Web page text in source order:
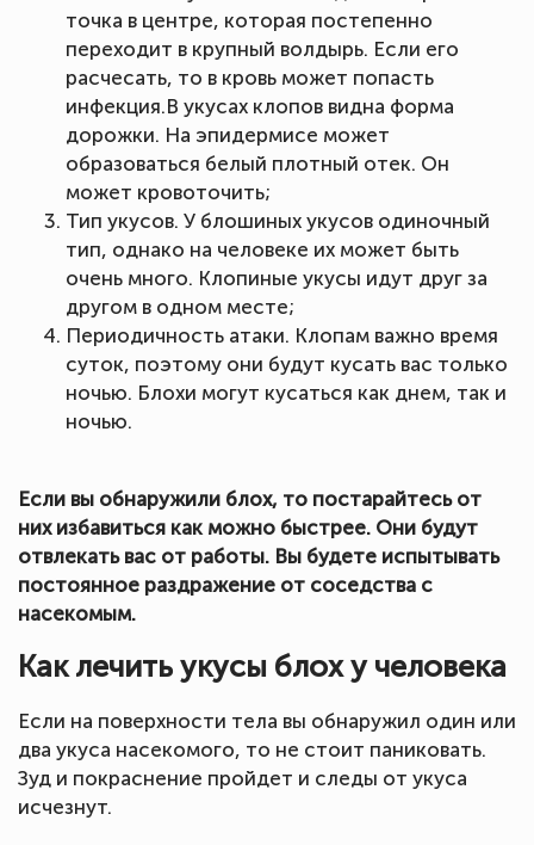
точка в центре, которая постепенно
переходит в крупный волдырь. Если его
расчесать, то в кровь может попасть
инфекция.В укусах клопов видна форма
дорожки. На эпидермисе может
образоваться белый плотный отек. Он
может кровоточить;
Тип укусов. У блошиных укусов одиночный
тип, однако на человеке их может быть
очень много. Клопиные укусы идут друг за
другом в одном месте;
Периодичность атаки. Клопам важно время
суток, поэтому они будут кусать вас только
ночью. Блохи могут кусаться как днем, так и
ночью.
Если вы обнаружили блох, то постарайтесь от
них избавиться как можно быстрее. Они будут
отвлекать вас от работы. Вы будете испытывать
постоянное раздражение от соседства с
насекомым.
Как лечить укусы блох у человека
Если на поверхности тела вы обнаружил один или
два укуса насекомого, то не стоит паниковать.
Зуд и покраснение пройдет и следы от укуса
исчезнут.